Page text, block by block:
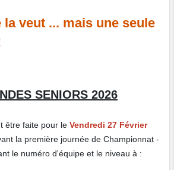
la veut ... mais une seule
SENIORS 2026
être faite pour le Vendredi 27 Février
la première journée de Championnat -
le numéro d'équipe et le niveau à :